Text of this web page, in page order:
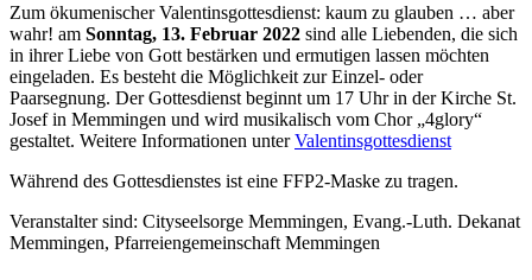
Zum ökumenischer Valentinsgottesdienst: kaum zu glauben … aber
wahr! am Sonntag, 13. Februar 2022 sind alle Liebenden, die sich
in ihrer Liebe von Gott bestärken und ermutigen lassen möchten
eingeladen. Es besteht die Möglichkeit zur Einzel- oder
Paarsegnung. Der Gottesdienst beginnt um 17 Uhr in der Kirche St.
Josef in Memmingen und wird musikalisch vom Chor „4glory“
gestaltet. Weitere Informationen unterValentinsgottesdienst
Während des Gottesdienstes ist eine FFP2-Maske zu tragen.
Veranstalter sind: Cityseelsorge Memmingen, Evang.-Luth. Dekanat
Memmingen, Pfarreiengemeinschaft Memmingen